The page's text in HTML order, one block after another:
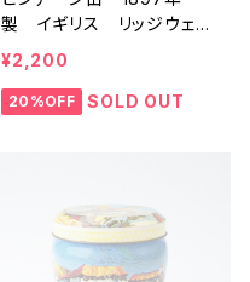
製 イギリス リッジウェ
イ 20011201015 アンテ
ィーク缶 tin缶 紅茶缶
ビスケット缶 トフィー缶
¥2,200
20%OFF SOLD OUT